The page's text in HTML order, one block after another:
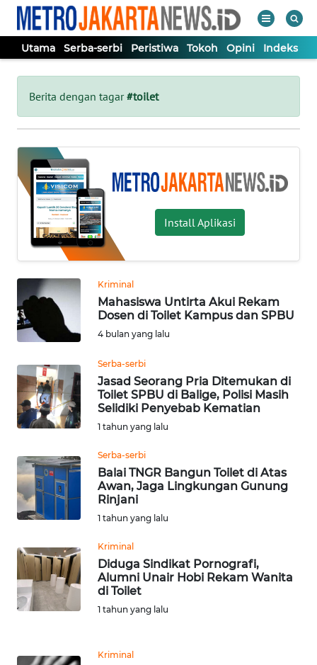
Utama Serba-serbi Peristiwa Tokoh Opini Indeks
Berita dengan tagar#toilet
Install Aplikasi
Kriminal
Mahasiswa Untirta Akui Rekam
Dosen di Toilet Kampus dan SPBU
4 bulan yang lalu
Serba-serbi
Jasad Seorang Pria Ditemukan di
Toilet SPBU di Balige, Polisi Masih
Selidiki Penyebab Kematian
1 tahun yang lalu
Serba-serbi
Balai TNGR Bangun Toilet di Atas
Awan, Jaga Lingkungan Gunung
Rinjani
1 tahun yang lalu
Kriminal
Diduga Sindikat Pornografi,
Alumni Unair Hobi Rekam Wanita
di Toilet
1 tahun yang lalu
Kriminal
Tutup
UTAMA
SERBA-
SERBI
PERISTIWA
TOKOH
OPINI
Informasi
INDEKS
BERITA
KONTAK
INFO
IKLAN
KAMI
PEDOMAN
MEDIA
SIBER